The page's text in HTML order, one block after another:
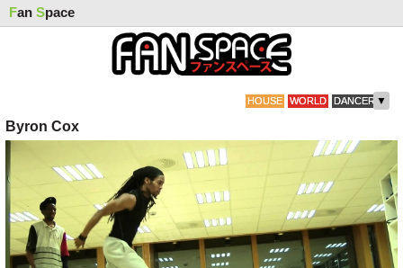
Fan Space
HOUSE WORLD DANCER ▼
Byron Cox